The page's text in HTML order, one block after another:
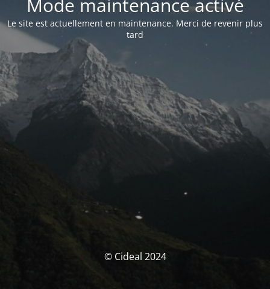
Le site est actuellement en maintenance. Merci de revenir plus
tard
© Cideal 2024